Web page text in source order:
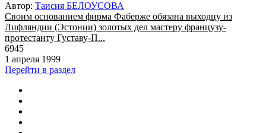
Автор: Таисия БЕЛОУСОВА
Своим основанием фирма Фаберже обязана выходцу из
Лифляндии (Эстонии) золотых дел мастеру французу-
протестанту Густаву-П...
6945
1 апреля 1999
Перейти в раздел